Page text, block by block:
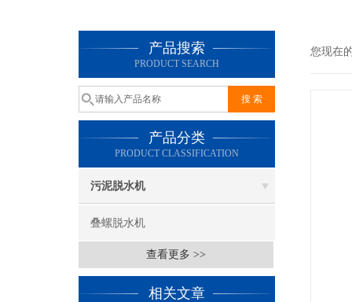
产品搜索
PRODUCT SEARCH
产品分类
PRODUCT CLASSIFICATION
污泥脱水机
叠螺脱水机
查看更多 >>
相关文章
您现在